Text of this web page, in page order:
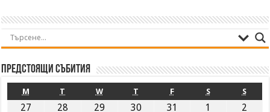
Предстоящи събития
M T W T F S S
27 28 29 30 31 1 2